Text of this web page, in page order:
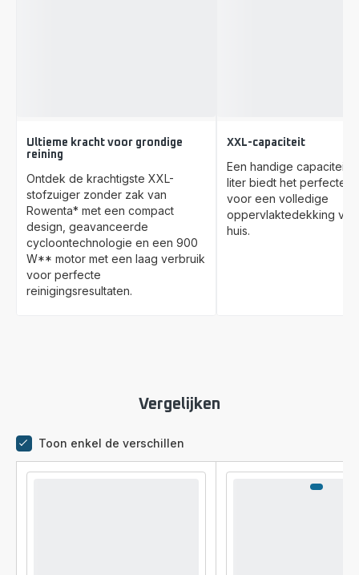
Ultieme kracht voor grondige
reining
Ontdek de krachtigste XXL-
stofzuiger zonder zak van
Rowenta* met een compact
design, geavanceerde
cycloontechnologie en een 900
W** motor met een laag verbruik
voor perfecte
reinigingsresultaten.
XXL-capaciteit
Een handige capaciteit
liter biedt het perfecte
voor een volledige
oppervlaktedekking
huis.
Vergelijken
Toon enkel de verschillen